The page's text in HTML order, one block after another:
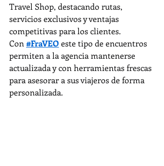
Travel Shop, destacando rutas,
servicios exclusivos y ventajas
competitivas para los clientes.
Con #FraVEO este tipo de encuentros
permiten a la agencia mantenerse
actualizada y con herramientas frescas
para asesorar a sus viajeros de forma
personalizada.